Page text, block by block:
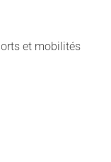
et mobilités